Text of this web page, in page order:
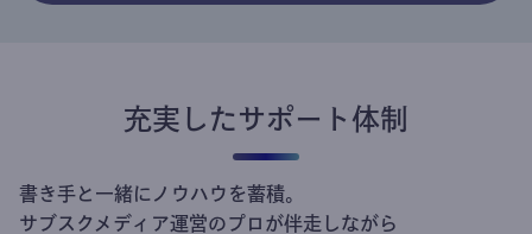
充実したサポート体制
書き手と一緒にノウハウを蓄積。
サブスクメディア運営のプロが伴走しながら